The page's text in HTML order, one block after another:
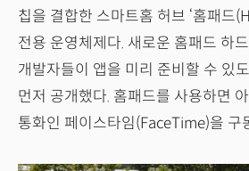
칩을 결합한 스마트홈 허브 ‘홈패드
전용 운영체제다. 새로운 홈패드 하
개발자들이 앱을 미리 준비할 수 있
먼저 공개했다. 홈패드를 사용하면
통화인 페이스타임(FaceTime)을 구